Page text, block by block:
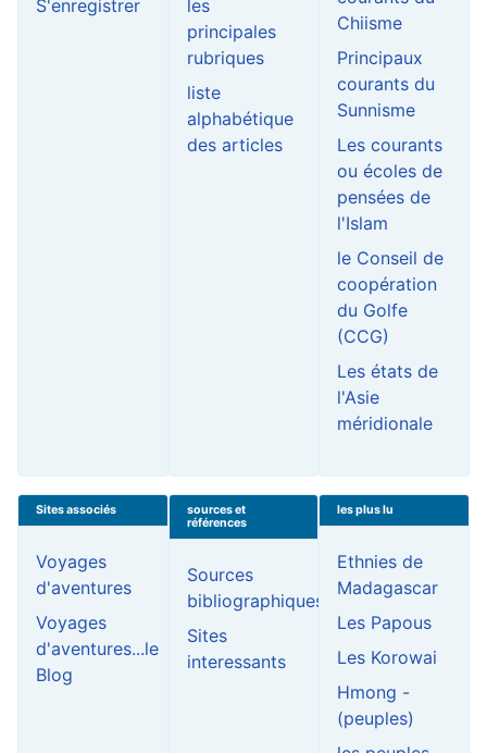
S'enregistrer
les
principales
rubriques
liste
alphabétique
des articles
Chiisme
Principaux
courants du
Sunnisme
Les courants
ou écoles de
pensées de
l'Islam
le Conseil de
coopération
du Golfe
(CCG)
Les états de
l'Asie
méridionale
Sites associés
Voyages
d'aventures
Voyages
d'aventures...le
Blog
sources et
références
Sources
bibliographiques
Sites
interessants
les plus lu
Ethnies de
Madagascar
Les Papous
Les Korowai
Hmong -
(peuples)